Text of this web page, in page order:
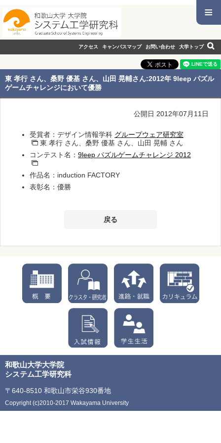
≡
アクセス キャンパスマップ お問い合わせ 大学トップ
東 孝行 さん、桑野 優基 さん、山田 晃輔さん:2012年 9leep パズル
ゲームチャレンジにおいて優勝
公開日 2012年07月11日
受賞者：デザイン情報学科 グループウェア研究室
東 孝行 さん、桑野 優基 さん、山田 晃輔 さん
コンテスト名： 9leep パズルゲームチャレンジ 2012
作品名：induction FACTORY
表彰名：優勝
戻る
和歌山大学大学院
システム工学研究科
〒640-8510 和歌山市栄谷930番地
Copyright (c)2010-2017 Wakayama University